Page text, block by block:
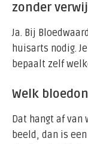
zonder
Ja. Bij
huisarts nodig.
bepaalt zelf
Welk
Dat hangt af van
beeld, dan is een